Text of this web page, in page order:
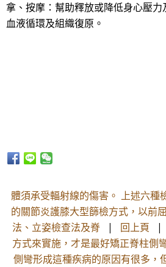
拿、按摩：幫助釋放或降低身心壓
血液循環及組織復原。
體須承受輻射線的傷害。 上述六種
的關節炎護膝大型篩檢方式，以前
法、立姿檢查法及脊 | 回上頁 |
方式來實施，才是最好矯正脊柱側
側彎形成這種疾病的原因有很多，